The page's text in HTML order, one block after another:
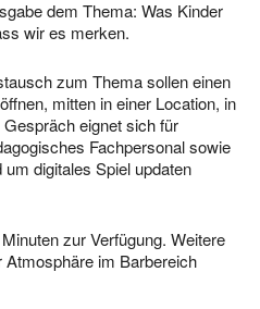
dem Thema: Was Kinder
wir es merken.
zum Thema sollen einen
mitten in einer Location, in
eignet sich für
Fachpersonal sowie
digitales Spiel updaten
zur Verfügung. Weitere
im Barbereich